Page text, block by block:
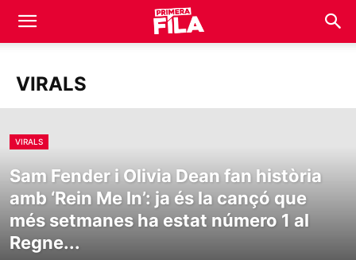
VIRALS
VIRALS
Sam Fender i Olivia Dean fan història
amb ‘Rein Me In’: ja és la cançó que
més setmanes ha estat número 1 al
Regne...